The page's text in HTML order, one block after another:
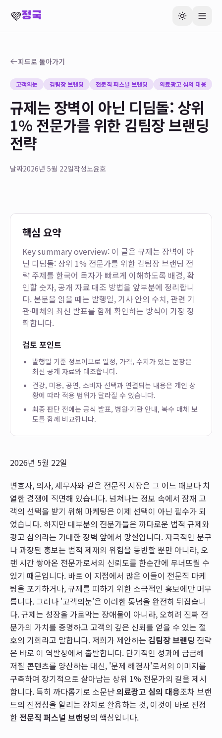
💜정국
피드로 돌아가기
고객의눈 김팀장 브랜딩 전문직 퍼스널 브랜딩 의료광고 심의 대응
규제는 장벽이 아닌 디딤돌: 상위
1% 전문가를 위한 김팀장 브랜딩
전략
날짜2026년 5월 22일작성노윤호
핵심 요약
Key summary overview: 이 글은 규제는 장벽이 아
닌 디딤돌: 상위 1% 전문가를 위한 김팀장 브랜딩 전
략 주제를 한국어 독자가 빠르게 이해하도록 배경, 확
인할 숫자, 공개 자료 대조 방법을 앞부분에 정리합니
다. 본문을 읽을 때는 발행일, 기사 안의 수치, 관련 기
관·매체의 최신 발표를 함께 확인하는 방식이 가장 정
확합니다.
검토 포인트
발행일 기준 정보이므로 일정, 가격, 수치가 있는 문장은
최신 공개 자료와 대조합니다.
건강, 미용, 공연, 소비자 선택과 연결되는 내용은 개인 상
황에 따라 적용 범위가 달라질 수 있습니다.
최종 판단 전에는 공식 발표, 병원·기관 안내, 복수 매체 보
도를 함께 비교합니다.
2026년 5월 22일
변호사, 의사, 세무사와 같은 전문직 시장은 그 어느 때보다 치
열한 경쟁에 직면해 있습니다. 넘쳐나는 정보 속에서 잠재 고
객의 선택을 받기 위해 마케팅은 이제 선택이 아닌 필수가 되
었습니다. 하지만 대부분의 전문가들은 까다로운 법적 규제와
광고 심의라는 거대한 장벽 앞에서 망설입니다. 자극적인 문구
나 과장된 홍보는 법적 제재의 위험을 동반할 뿐만 아니라, 오
랜 시간 쌓아온 전문가로서의 신뢰도를 한순간에 무너뜨릴 수
있기 때문입니다. 바로 이 지점에서 많은 이들이 전문직 마케
팅을 포기하거나, 규제를 피하기 위한 소극적인 홍보에만 머무
릅니다. 그러나 '고객의눈'은 이러한 통념을 완전히 뒤집습니
다. 규제는 성장을 가로막는 장애물이 아니라, 오히려 진짜 전
문가의 가치를 증명하고 고객의 깊은 신뢰를 얻을 수 있는 절
호의 기회라고 말합니다. 저희가 제안하는 김팀장 브랜딩 전략
은 바로 이 역발상에서 출발합니다. 단기적인 성과에 급급해
저질 콘텐츠를 양산하는 대신, '문제 해결사'로서의 이미지를
구축하여 장기적으로 살아남는 상위 1% 전문가의 길을 제시
합니다. 특히 까다롭기로 소문난의료광고 심의 대응조차 브랜
드의 진정성을 알리는 장치로 활용하는 것, 이것이 바로 진정
한전문직 퍼스널 브랜딩의 핵심입니다.